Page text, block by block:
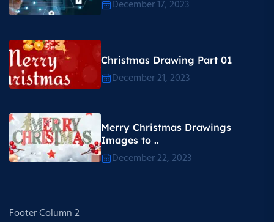
December 17, 2023
Christmas Drawing Part 01
December 21, 2023
Merry Christmas Drawings
Images to ..
December 22, 2023
Footer Column 2